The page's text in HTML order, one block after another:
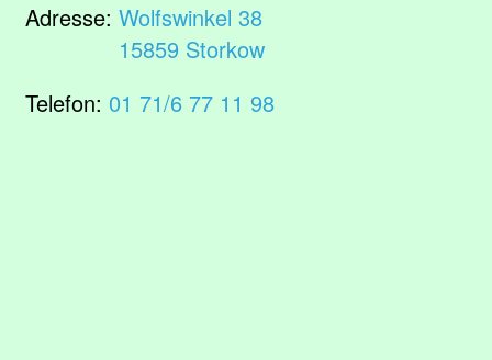
Adresse: Wolfswinkel 38
15859 Storkow
Telefon: 01 71/6 77 11 98